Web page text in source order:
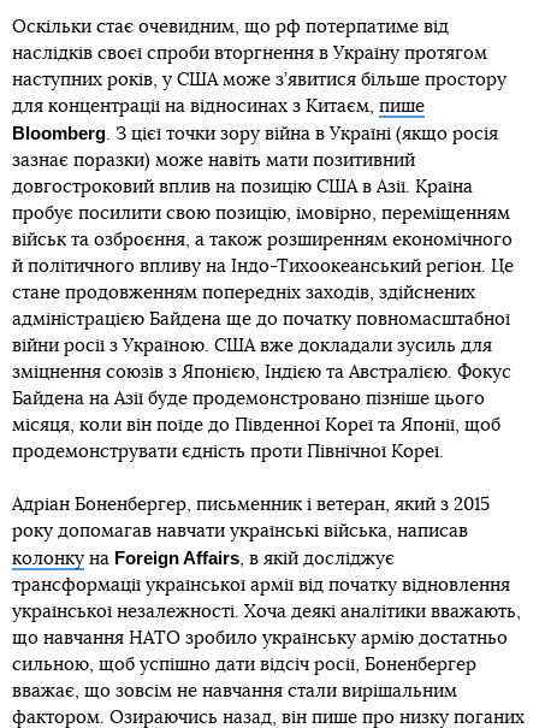
Оскільки стає очевидним, що рф потерпатиме від
наслідків своєї спроби вторгнення в Україну протягом
наступних років, у США може з’явитися більше простору
для концентрації на відносинах з Китаєм, пише
Bloomberg. З цієї точки зору війна в Україні (якщо росія
зазнає поразки) може навіть мати позитивний
довгостроковий вплив на позицію США в Азії. Країна
пробує посилити свою позицію, імовірно, переміщенням
військ та озброєння, а також розширенням економічного
й політичного впливу на Індо-Тихоокеанський регіон. Це
стане продовженням попередніх заходів, здійснених
адміністрацією Байдена ще до початку повномасштабної
війни росії з Україною. США вже докладали зусиль для
зміцнення союзів з Японією, Індією та Австралією. Фокус
Байдена на Азії буде продемонстровано пізніше цього
місяця, коли він поїде до Південної Кореї та Японії, щоб
продемонструвати єдність проти Північної Кореї.
Адріан Боненбергер, письменник і ветеран, який з 2015
року допомагав навчати українські війська, написав
колонку на Foreign Affairs, в якій досліджує
трансформації української армії від початку відновлення
української незалежності. Хоча деякі аналітики вважають,
що навчання НАТО зробило українську армію достатньо
сильною, щоб успішно дати відсіч росії, Боненбергер
вважає, що зовсім не навчання стали вирішальним
фактором. Озираючись назад, він пише про низку поганих